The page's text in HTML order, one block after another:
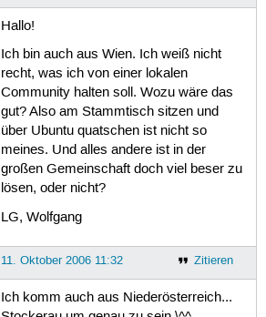
Hallo!
Ich bin auch aus Wien. Ich weiß nicht
recht, was ich von einer lokalen
Community halten soll. Wozu wäre das
gut? Also am Stammtisch sitzen und
über Ubuntu quatschen ist nicht so
meines. Und alles andere ist in der
großen Gemeinschaft doch viel beser zu
lösen, oder nicht?
LG, Wolfgang
Zitieren
11. Oktober 2006 11:32
Ich komm auch aus Niederösterreich...